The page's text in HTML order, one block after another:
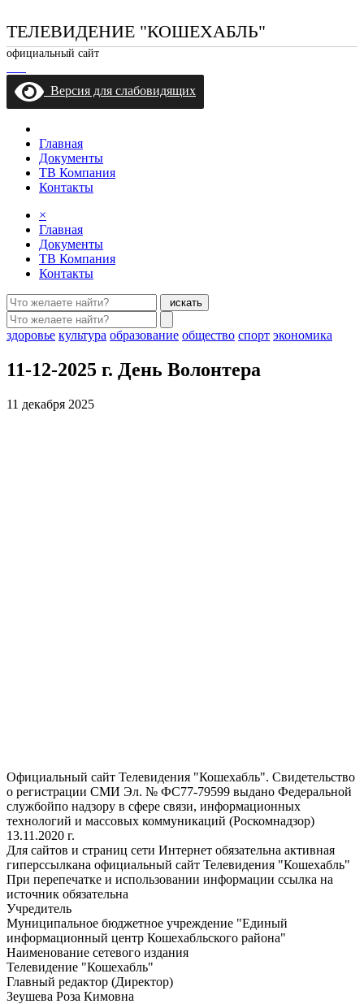
ТЕЛЕВИДЕНИЕ "КОШЕХАБЛЬ"
официальный сайт
Версия для слабовидящих
Главная
Документы
ТВ Компания
Контакты
×
Главная
Документы
ТВ Компания
Контакты
искать
здоровье культура образование общество спорт экономика
11-12-2025 г. День Волонтера
11 декабря 2025
Официальный сайт Телевидения "Кошехабль". Свидетельство
о регистрации СМИ Эл. № ФС77-79599 выдано Федеральной
службойпо надзору в сфере связи, информационных
технологий и массовых коммуникаций (Роскомнадзор)
13.11.2020 г.
Для сайтов и страниц сети Интернет обязательна активная
гиперссылкана официальный сайт Телевидения "Кошехабль"
При перепечатке и использовании информации ссылка на
источник обязательна
Учредитель
Муниципальное бюджетное учреждение "Единый
информационный центр Кошехабльского района"
Наименование сетевого издания
Телевидение "Кошехабль"
Главный редактор (Директор)
Зеушева Роза Кимовна